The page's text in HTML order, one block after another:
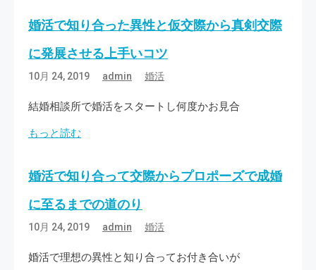
婚活で知り合った異性と仮交際から真剣交際
に発展させる上手いコツ
10月 24, 2019 admin 婚活
結婚相談所で婚活をスタートし何度かお見合
もっと読む
婚活で知り合って交際からプロポーズで成婚
に至るまでの道のり
10月 24, 2019 admin 婚活
婚活で理想の異性と知り合ってお付き合いが